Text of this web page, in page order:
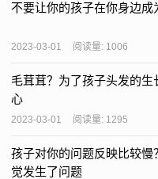
不要让你的孩子在你身边成
2023-03-01 阅读量: 1006
毛茸茸？为了孩子头发的生
心
2023-03-01 阅读量: 1295
孩子对你的问题反映比较慢
觉发生了问题